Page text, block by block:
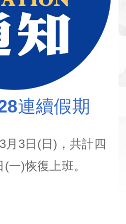
連續假期
月3日(日)，共計四
一)恢復上班。